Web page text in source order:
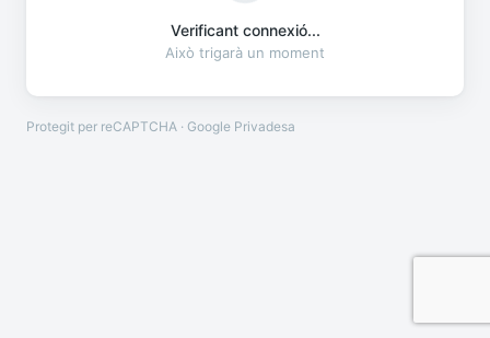
Verificant connexió...
Això trigarà un moment
Protegit per reCAPTCHA · Google Privadesa